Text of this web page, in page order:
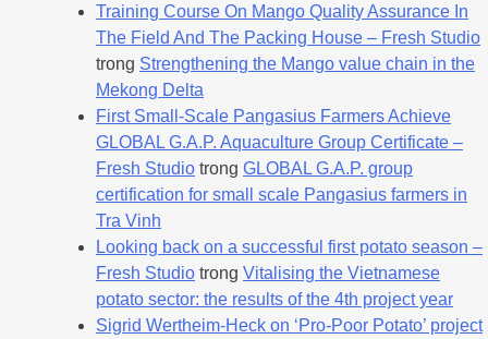
Training Course On Mango Quality Assurance In
The Field And The Packing House – Fresh Studio
trong Strengthening the Mango value chain in the
Mekong Delta
First Small-Scale Pangasius Farmers Achieve
GLOBAL G.A.P. Aquaculture Group Certificate –
Fresh Studio trong GLOBAL G.A.P. group
certification for small scale Pangasius farmers in
Tra Vinh
Looking back on a successful first potato season –
Fresh Studio trong Vitalising the Vietnamese
potato sector: the results of the 4th project year
Sigrid Wertheim-Heck on ‘Pro-Poor Potato’ project